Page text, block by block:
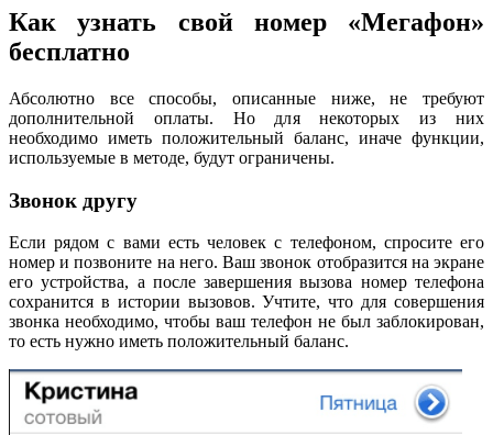
Как узнать свой номер «Мегафон»
бесплатно
Абсолютно все способы, описанные ниже, не требуют
дополнительной оплаты. Но для некоторых из них
необходимо иметь положительный баланс, иначе функции,
используемые в методе, будут ограничены.
Звонок другу
Если рядом с вами есть человек с телефоном, спросите его
номер и позвоните на него. Ваш звонок отобразится на экране
его устройства, а после завершения вызова номер телефона
сохранится в истории вызовов. Учтите, что для совершения
звонка необходимо, чтобы ваш телефон не был заблокирован,
то есть нужно иметь положительный баланс.